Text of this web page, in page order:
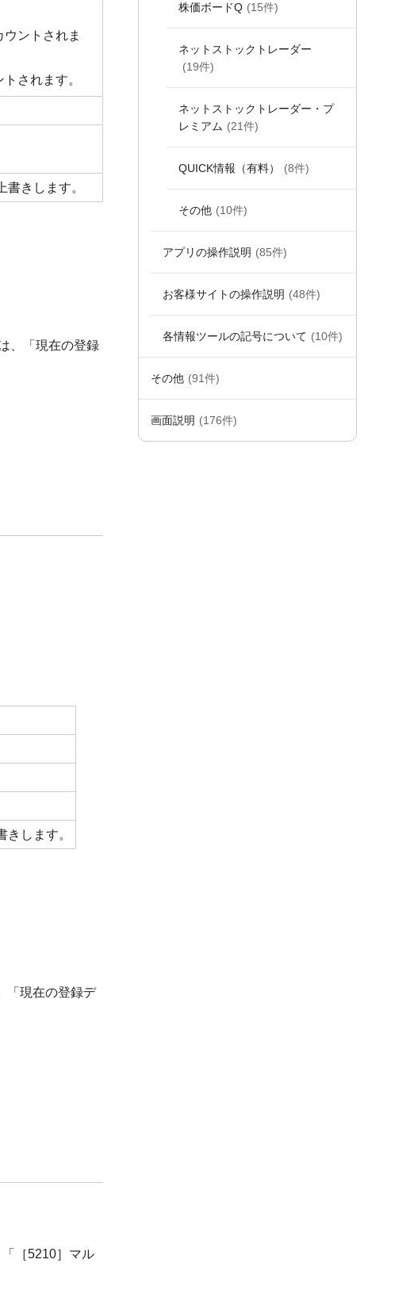
株価ボードQ (15件)
ネットストックトレーダー
(19件)
ネットストックトレーダー・プ
レミアム (21件)
QUICK情報（有料） (8件)
その他 (10件)
アプリの操作説明 (85件)
お客様サイトの操作説明 (48件)
各情報ツールの記号について (10件)
その他 (91件)
画面説明 (176件)
ントされま
されます。
きします。
、「現在の登録
します。
「現在の登録デ
［5210］マル